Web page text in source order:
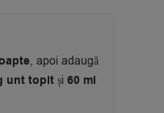
, apoi adaugă
unt topit și 60 ml